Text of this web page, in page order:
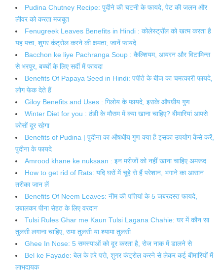
Pudina Chutney Recipe: पुदीने की चटनी के फायदे, पेट की जलन और
लीवर को करता मजबूत
Fenugreek Leaves Benefits in Hindi : कोलेस्ट्रॉल को खत्म करता है
यह पत्ता, शुगर कंट्रोल करने की क्षमता; जानें फायदे
Bacchon ke liye Pachranga Soup : कैल्शियम, आयरन और विटामिन्स
से भरपूर, बच्चों के लिए सर्दी में फायदा
Benefits Of Papaya Seed in Hindi: पपीते के बीज का चमत्कारी फायदे,
लोग फेक देते हैं
Giloy Benefits and Uses : गिलोय के फायदे, इसके औषधीय गुण
Winter Diet for you : ठंडी के मौसम में क्या खाना चाहिए? बीमारियां आपसे
कोसों दूर रहेगा
Benefits of Pudina | पुदीना का औषधीय गुण क्या है इसका उपयोग कैसे करें,
पुदीना के फायदे
Amrood khane ke nuksaan : इन मरीजों को नहीं खाना चाहिए अमरूद
How to get rid of Rats: यदि घरों में चूहे से हैं परेशान, भगाने का आसान
तरीका जान लें
Benefits Of Neem Leaves: नीम की पत्तियां के 5 जबरदस्त फायदे,
उबालकर पीना सेहत के लिए वरदान
Tulsi Rules Ghar me Kaun Tulsi Lagana Chahie: घर में कौन सा
तुलसी लगाना चाहिए, रामा तुलसी या श्यामा तुलसी
Ghee In Nose: 5 समस्याओं को दूर करता है, रोज नाक में डालने से
Bel ke Fayade: बेल के हरे पत्ते, शुगर कंट्रोल करने से लेकर कई बीमारियों में
लाभदायक